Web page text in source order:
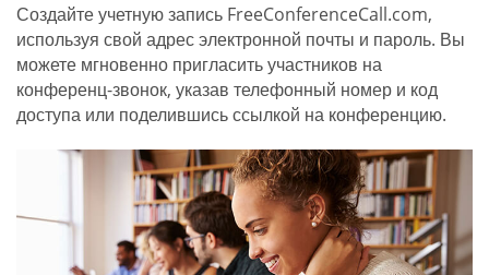
Создайте учетную запись FreeConferenceCall.com,
используя свой адрес электронной почты и пароль. Вы
можете мгновенно пригласить участников на
конференц-звонок, указав телефонный номер и код
доступа или поделившись ссылкой на конференцию.